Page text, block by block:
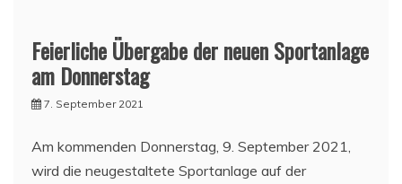
Feierliche Übergabe der neuen Sportanlage
am Donnerstag
7. September 2021
Am kommenden Donnerstag, 9. September 2021,
wird die neugestaltete Sportanlage auf der